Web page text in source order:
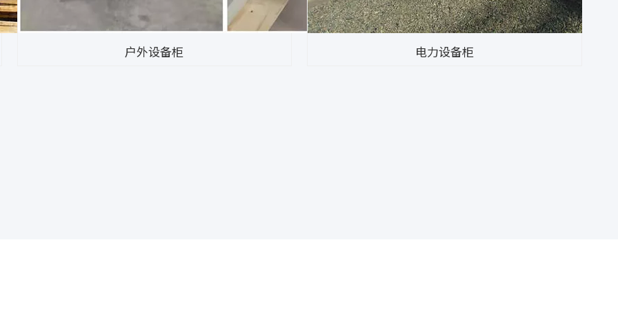
户外设备柜 电力设备柜